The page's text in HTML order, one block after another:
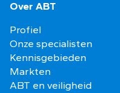
Over ABT
Profiel
Onze specialisten
Kennisgebieden
Markten
ABT en veiligheid